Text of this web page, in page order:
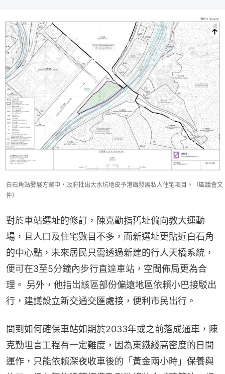
白石角站發展方案中，政府批出大水坑地皮予港鐵發展私人住宅項目。（區議會文
件）
對於車站選址的修訂，陳克勤指舊址偏向教大運動
場，且人口及住宅數目不多，而新選址更貼近白石角
的中心點，未來居民只需透過新建的行人天橋系統，
便可在3至5分鐘內步行直達車站，空間佈局更為合
理。 另外，他指岀該區部份偏遠地區依賴小巴接駁出
行，建議設立新交通交匯處接，便利市民出行。
問到如何確保車站如期於2033年或之前落成通車，陳
克勤坦言工程有一定難度，因為東鐵綫高密度的日間
運作，只能依賴深夜收車後的「黃金兩小時」保養與